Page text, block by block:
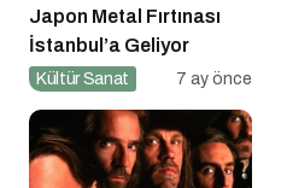
Japon Metal Fırtınası
İstanbul’a Geliyor
Kültür Sanat 7 ay önce